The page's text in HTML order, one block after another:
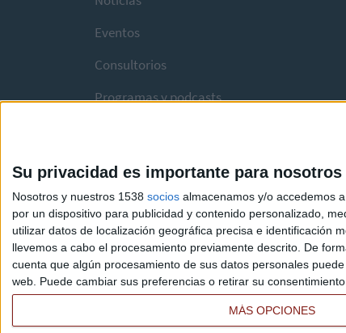
Su privacidad es importante para nosotros
Nosotros y nuestros 1538 socios almacenamos y/o accedemos
por un dispositivo para publicidad y contenido personalizado,
utilizar datos de localización geográfica precisa e identificación
llevemos a cabo el procesamiento previamente descrito. De
cuenta que algún procesamiento de sus datos personales
web. Puede cambiar sus preferencias o retirar su
MÁS OPCIONES
Eventos
Consultorios
Programas y podcasts